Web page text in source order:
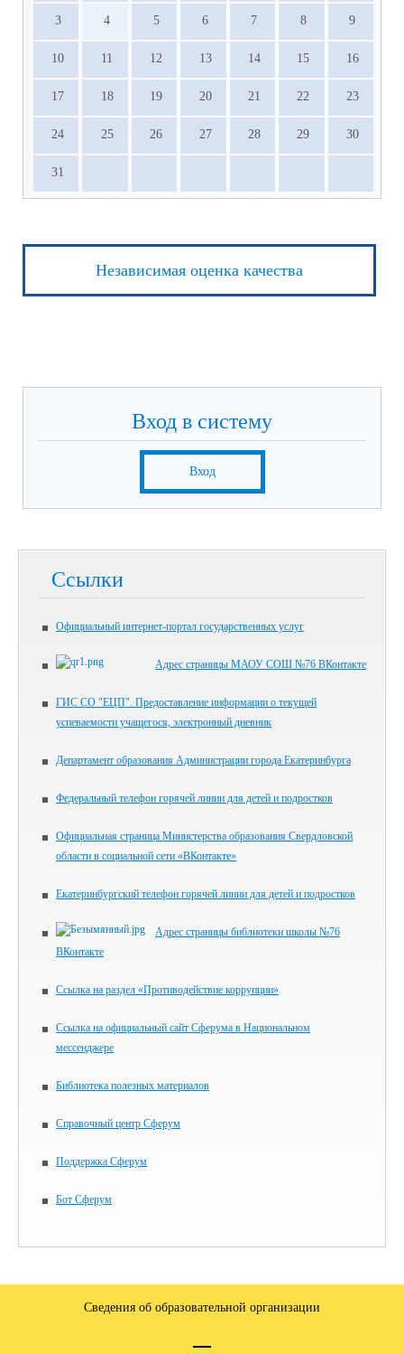
3 4 5 6 7 8 9
10 11 12 13 14 15 16
17 18 19 20 21 22 23
24 25 26 27 28 29 30
31
Независимая оценка качества
Вход в систему
Вход
Ссылки
Официальный интернет-портал государственных услуг
Адрес страницы МАОУ СОШ №76 ВКонтакте
ГИС СО "ЕЦП". Предоставление информации о текущей
успеваемости учащегося, электронный дневник
Департамент образования Администрации города Екатеринбурга
Федеральный телефон горячей линии для детей и подростков
Официальная страница Министерства образования Свердловской
области в социальной сети «ВКонтакте»
Екатеринбургский телефон горячей линии для детей и подростков
Адрес страницы библиотеки школы №76
ВКонтакте
Ссылка на раздел «Противодействие коррупции»
Ссылка на официальный сайт Сферума в Национальном
мессенджере
Библиотека полезных материалов
Справочный центр Сферум
Поддержка Сферум
Бот Сферум
Сведения об образовательной организации